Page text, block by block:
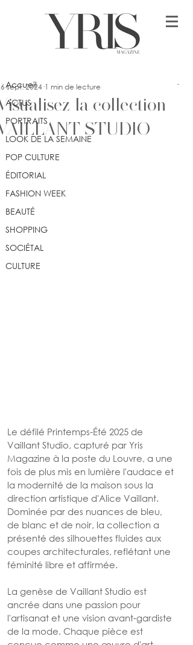
Accueil
ACTUS
PORTRAITS
LOOK DE LA SEMAINE
POP CULTURE
ÉDITORIAL
FASHION WEEK
BEAUTÉ
SHOPPING
SOCIÉTAL
CULTURE
la collection
STUDIO
sept. 2024 1 min de lecture
Le défilé Printemps-Été 2025 de
Vaillant Studio, capturé par Yris
Magazine à la poste du Louvre, a une
fois de plus mis en lumière l'audace et
la modernité de la maison sous la
direction artistique d'Alice Vaillant.
Dominée par des nuances de bleu,
de blanc et de noir, la collection a
présenté des silhouettes fluides aux
coupes architecturales, reflétant une
féminité libre et affirmée.
La genèse de Vaillant Studio est
ancrée dans une passion pour
l'artisanat et une vision avant-gardiste
de la mode. Chaque pièce est